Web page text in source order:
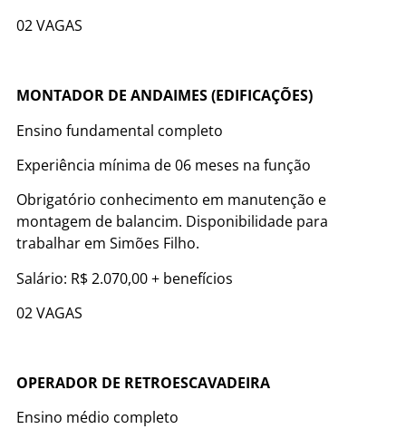
02 VAGAS
MONTADOR DE ANDAIMES (EDIFICAÇÕES)
Ensino fundamental completo
Experiência mínima de 06 meses na função
Obrigatório conhecimento em manutenção e
montagem de balancim. Disponibilidade para
trabalhar em Simões Filho.
Salário: R$ 2.070,00 + benefícios
02 VAGAS
OPERADOR DE RETROESCAVADEIRA
Ensino médio completo